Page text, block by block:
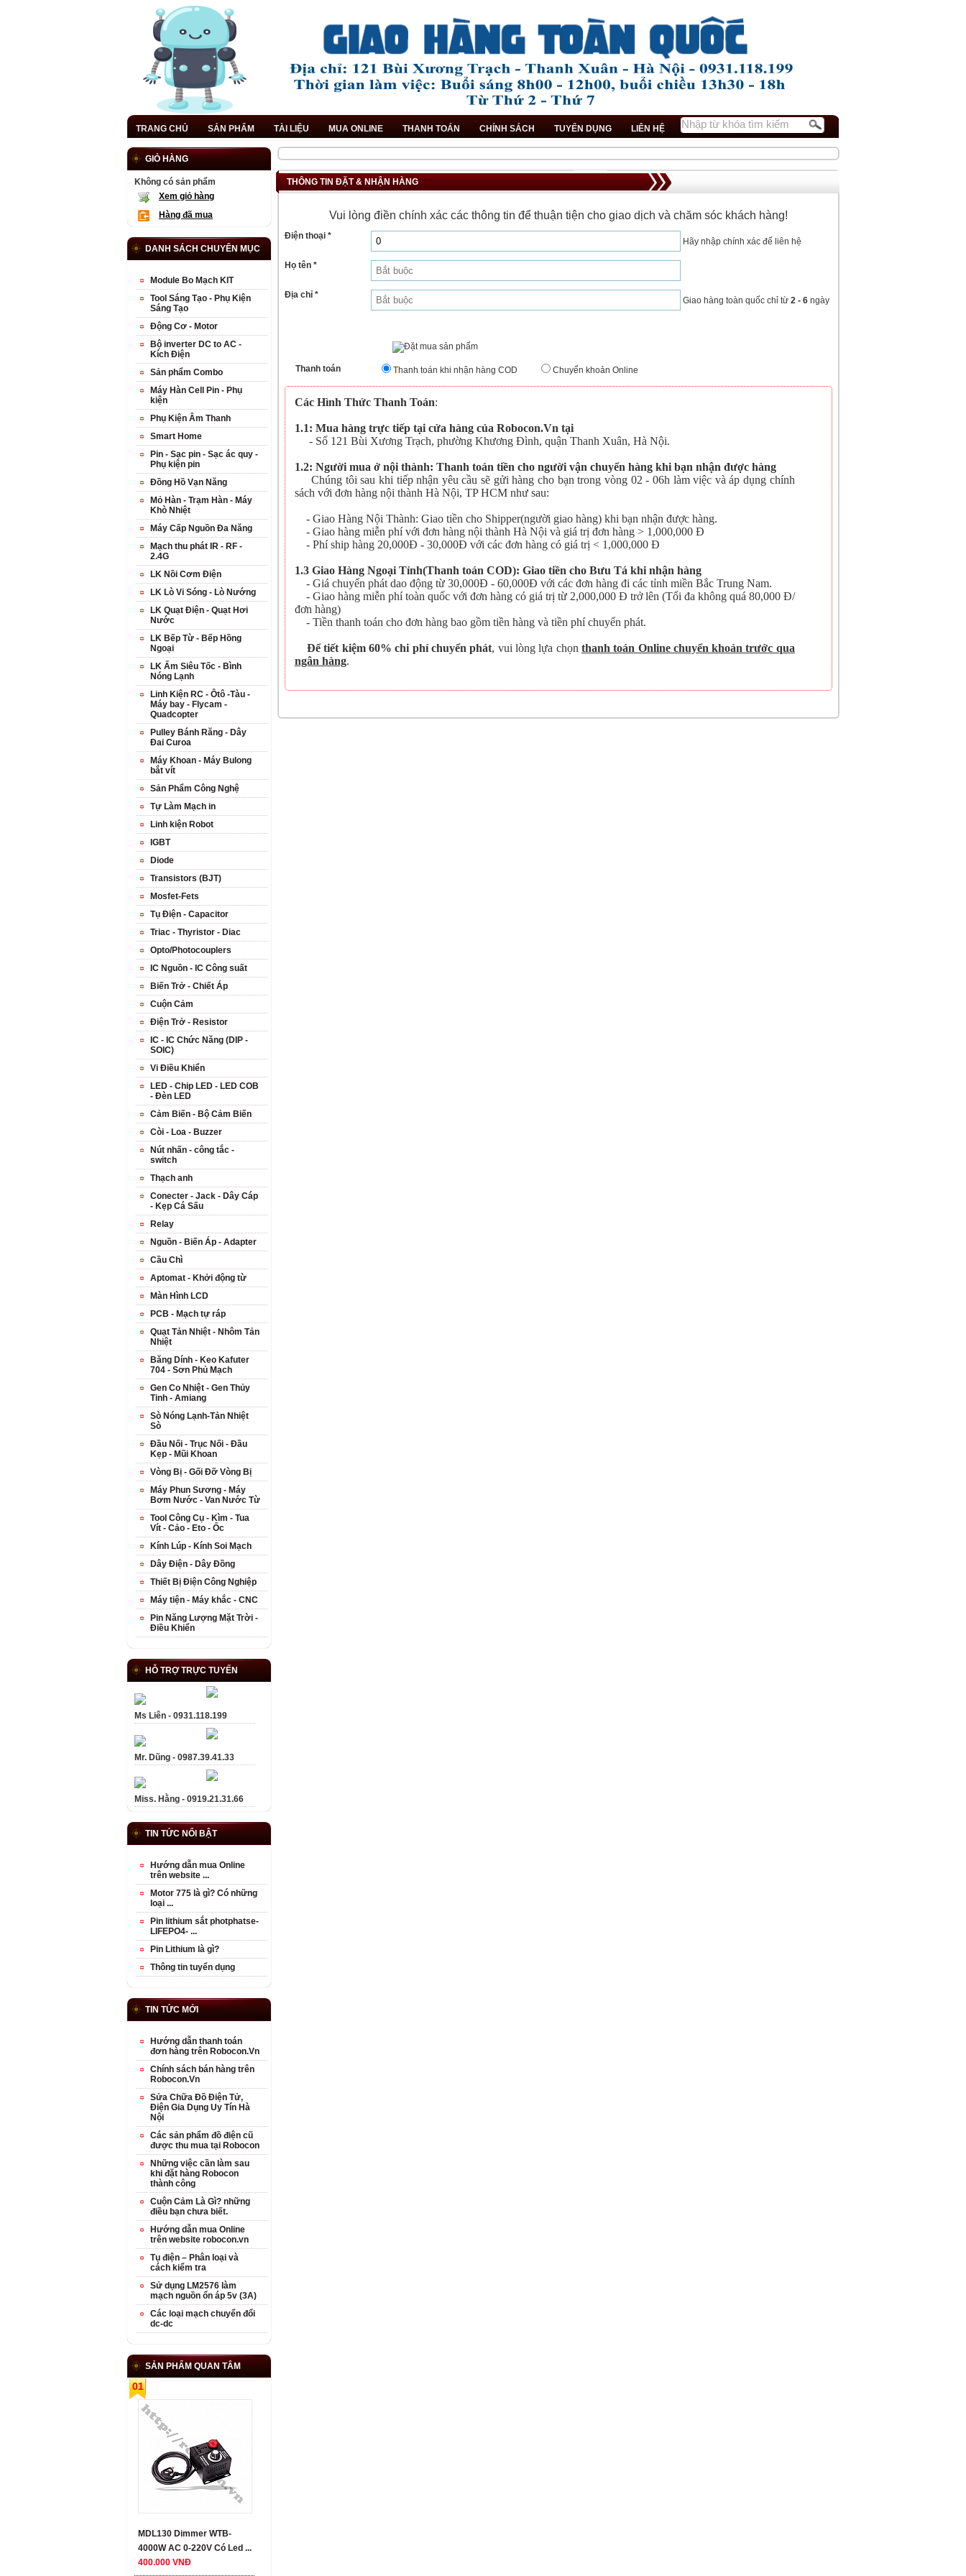
TRANG CHỦ SẢN PHẨM TÀI LIỆU MUA ONLINE THANH TOÁN CHÍNH SÁCH TUYỂN DỤNG LIÊN HỆ
THÔNG TIN ĐẶT & NHẬN HÀNG
Vui lòng điền chính xác các thông tin để thuận tiện cho giao dịch và chăm sóc khách hàng!
Điện thoại *
Hãy nhập chính xác để liên hệ
Họ tên *
Địa chỉ *
Giao hàng toàn quốc chỉ từ 2 - 6ngày
Thanh toán Thanh toán khi nhận hàng COD Chuyển khoản Online
Các Hình Thức Thanh Toán:
1.1: Mua hàng trực tiếp tại cửa hàng của Robocon.Vn tại
- Số 121 Bùi Xương Trạch, phường Khương Đình, quận Thanh Xuân, Hà Nội.
1.2: Người mua ở nội thành: Thanh toán tiền cho người vận chuyển hàng khi bạn nhận được hàng
Chúng tôi sau khi tiếp nhận yêu cầu sẽ gửi hàng cho bạn trong vòng 02 - 06h làm việc và áp dụng chính
sách với đơn hàng nội thành Hà Nội, TP HCM như sau:
- Giao Hàng Nội Thành: Giao tiền cho Shipper(người giao hàng) khi bạn nhận được hàng.
- Giao hàng miễn phí với đơn hàng nội thành Hà Nội và giá trị đơn hàng > 1,000,000 Đ
- Phí ship hàng 20,000Đ - 30,000Đ với các đơn hàng có giá trị < 1,000,000 Đ
1.3 Giao Hàng Ngoại Tỉnh(Thanh toán COD): Giao tiền cho Bưu Tá khi nhận hàng
- Giá chuyển phát dao động từ 30,000Đ - 60,000Đ với các đơn hàng đi các tỉnh miền Bắc Trung Nam.
- Giao hàng miễn phí toàn quốc với đơn hàng có giá trị từ 2,000,000 Đ trở lên (Tối đa không quá 80,000 Đ/
đơn hàng)
- Tiền thanh toán cho đơn hàng bao gồm tiền hàng và tiền phí chuyển phát.
Để tiết kiệm 60% chi phí chuyển phát, vui lòng lựa chọn thanh toán Online chuyển khoản trước qua
ngân hàng.
GIỎ HÀNG
Không có sản phẩm
Xem giỏ hàng
Hàng đã mua
DANH SÁCH CHUYÊN MỤC
Module Bo Mạch KIT
Tool Sáng Tạo - Phụ Kiện
Sáng Tạo
Động Cơ - Motor
Bộ inverter DC to AC -
Kích Điện
Sản phẩm Combo
Máy Hàn Cell Pin - Phụ
kiện
Phụ Kiện Âm Thanh
Smart Home
Pin - Sạc pin - Sạc ác quy -
Phụ kiện pin
Đồng Hồ Vạn Năng
Mỏ Hàn - Trạm Hàn - Máy
Khò Nhiệt
Máy Cấp Nguồn Đa Năng
Mạch thu phát IR - RF -
2.4G
LK Nồi Cơm Điện
LK Lò Vi Sóng - Lò Nướng
LK Quạt Điện - Quạt Hơi
Nước
LK Bếp Từ - Bếp Hồng
Ngoại
LK Ấm Siêu Tốc - Bình
Nóng Lạnh
Linh Kiện RC - Ôtô -Tàu -
Máy bay - Flycam -
Quadcopter
Pulley Bánh Răng - Dây
Đai Curoa
Máy Khoan - Máy Bulong
bắt vít
Sản Phẩm Công Nghệ
Tự Làm Mạch in
Linh kiện Robot
IGBT
Diode
Transistors (BJT)
Mosfet-Fets
Tụ Điện - Capacitor
Triac - Thyristor - Diac
Opto/Photocouplers
IC Nguồn - IC Công suất
Biến Trở - Chiết Áp
Cuộn Cảm
Điện Trở - Resistor
IC - IC Chức Năng (DIP -
SOIC)
Vi Điều Khiển
LED - Chip LED - LED COB
- Đèn LED
Cảm Biến - Bộ Cảm Biến
Còi - Loa - Buzzer
Nút nhấn - công tắc -
switch
Thạch anh
Conecter - Jack - Dây Cáp
- Kẹp Cá Sấu
Relay
Nguồn - Biến Áp - Adapter
Cầu Chì
Aptomat - Khởi động từ
Màn Hình LCD
PCB - Mạch tự ráp
Quạt Tản Nhiệt - Nhôm Tản
Nhiệt
Băng Dính - Keo Kafuter
704 - Sơn Phủ Mạch
Gen Co Nhiệt - Gen Thủy
Tinh - Amiang
Sò Nóng Lạnh-Tản Nhiệt
Sò
Đầu Nối - Trục Nối - Đầu
Kẹp - Mũi Khoan
Vòng Bị - Gối Đỡ Vòng Bị
Máy Phun Sương - Máy
Bơm Nước - Van Nước Từ
Tool Công Cụ - Kìm - Tua
Vít - Cảo - Eto - Ốc
Kính Lúp - Kính Soi Mạch
Dây Điện - Dây Đồng
Thiết Bị Điện Công Nghiệp
Máy tiện - Máy khắc - CNC
Pin Năng Lượng Mặt Trời -
Điều Khiển
HỖ TRỢ TRỰC TUYẾN
Ms Liên - 0931.118.199
Mr. Dũng - 0987.39.41.33
Miss. Hằng - 0919.21.31.66
TIN TỨC NỔI BẬT
Hướng dẫn mua Online
trên website ...
Motor 775 là gì? Có những
loại ...
Pin lithium sắt photphatse-
LIFEPO4- ...
Pin Lithium là gì?
Thông tin tuyển dụng
TIN TỨC MỚI
Hướng dẫn thanh toán
đơn hàng trên Robocon.Vn
Chính sách bán hàng trên
Robocon.Vn
Sửa Chữa Đồ Điện Tử,
Điện Gia Dụng Uy Tín Hà
Nội
Các sản phẩm đồ điện cũ
được thu mua tại Robocon
Những việc cần làm sau
khi đặt hàng Robocon
thành công
Cuộn Cảm Là Gì? những
điều bạn chưa biết.
Hướng dẫn mua Online
trên website robocon.vn
Tụ điện – Phân loại và
cách kiểm tra
Sử dụng LM2576 làm
mạch nguồn ổn áp 5v (3A)
Các loại mạch chuyển đổi
dc-dc
SẢN PHẨM QUAN TÂM
01
MDL130 Dimmer WTB-
4000W AC 0-220V Có Led ...
400.000 VNĐ